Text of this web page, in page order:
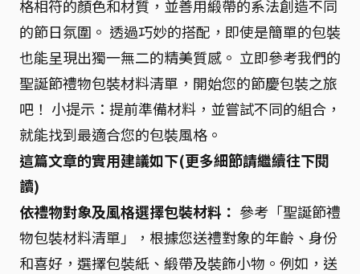
格相符的顏色和材質，並善用緞帶的系法創造不同
的節日氛圍。 透過巧妙的搭配，即使是簡單的包裝
也能呈現出獨一無二的精美質感。 立即參考我們的
聖誕節禮物包裝材料清單，開始您的節慶包裝之旅
吧！ 小提示：提前準備材料，並嘗試不同的組合，
就能找到最適合您的包裝風格。
這篇文章的實用建議如下(更多細節請繼續往下閱
讀)
依禮物對象及風格選擇包裝材料： 參考「聖誕節禮
物包裝材料清單」，根據您送禮對象的年齡、身份
和喜好，選擇包裝紙、緞帶及裝飾小物。例如，送